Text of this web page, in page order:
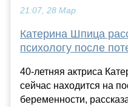
21:07, 28 Мар
Катерина Шпица
психологу после
40-летняя актриса
сейчас находится на
беременности,